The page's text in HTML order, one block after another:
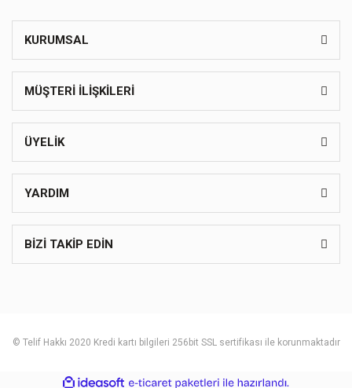
KURUMSAL
MÜŞTERİ İLİŞKİLERİ
ÜYELİK
YARDIM
BİZİ TAKİP EDİN
© Telif Hakkı 2020 Kredi kartı bilgileri 256bit SSL sertifikası ile korunmaktadır
ideasoft e-